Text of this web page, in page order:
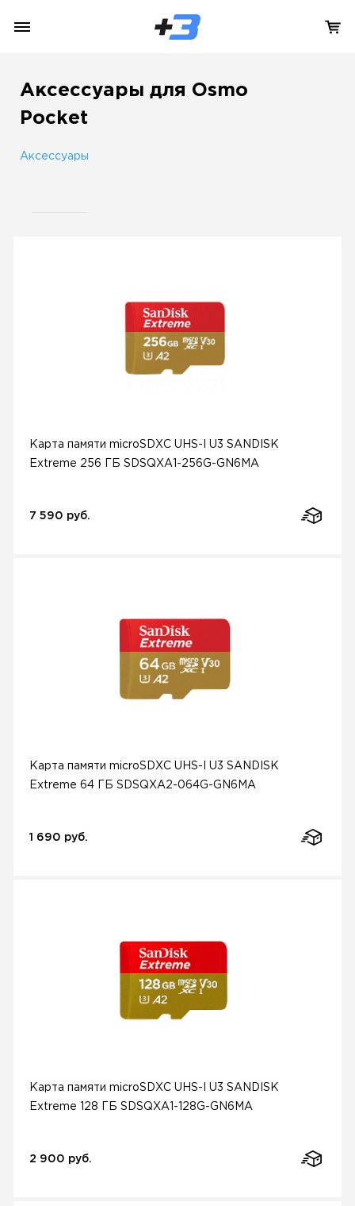
Аксессуары для Osmo
Pocket
Аксессуары
Карта памяти microSDXC UHS-I U3 SANDISK
Extreme 256 ГБ SDSQXA1-256G-GN6MA
7 590 руб.
Карта памяти microSDXC UHS-I U3 SANDISK
Extreme 64 ГБ SDSQXA2-064G-GN6MA
1 690 руб.
Карта памяти microSDXC UHS-I U3 SANDISK
Extreme 128 ГБ SDSQXA1-128G-GN6MA
2 900 руб.